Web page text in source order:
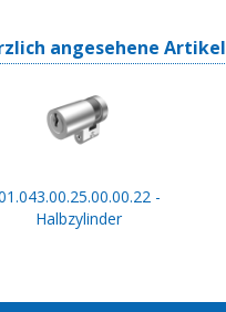
angesehene Artikel
-
Halbzylinder